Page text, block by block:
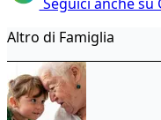
Altro di Famiglia